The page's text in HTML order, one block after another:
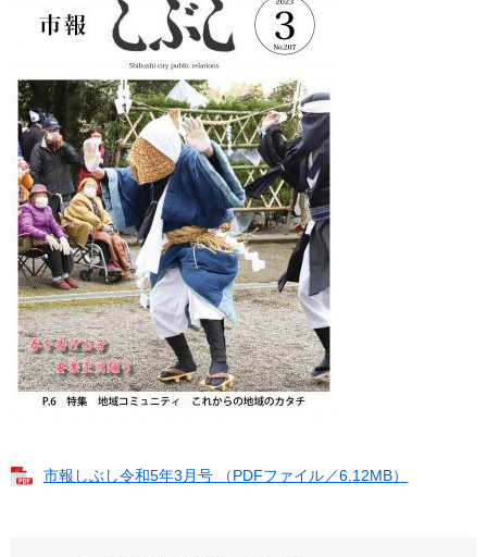
市報しぶし令和5年3月号 （PDFファイル／6.12MB）